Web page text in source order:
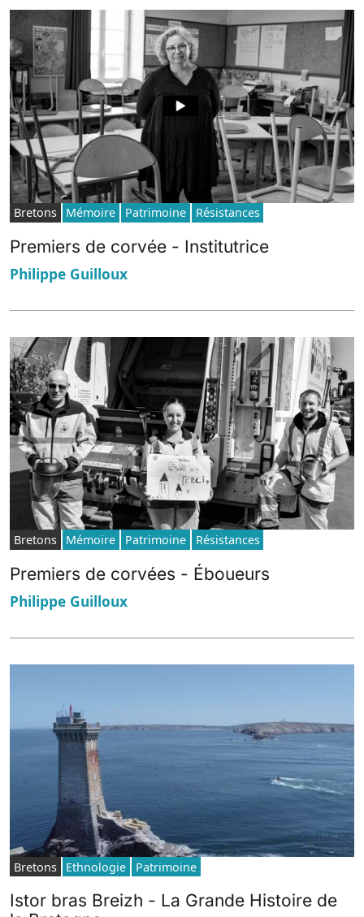
Bretons Mémoire Patrimoine Résistances
Premiers de corvée - Institutrice
Philippe Guilloux
Bretons Mémoire Patrimoine Résistances
Premiers de corvées - Éboueurs
Philippe Guilloux
Bretons Ethnologie Patrimoine
Istor bras Breizh - La Grande Histoire de